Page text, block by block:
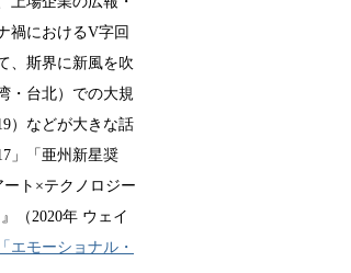
禍におけるV字回
、斯界に新風を吹
・台北）での大規
）などが大きな話
」「亜州新星奨
ト×テクノロジー
（2020年 ウェイ
エモーショナル・